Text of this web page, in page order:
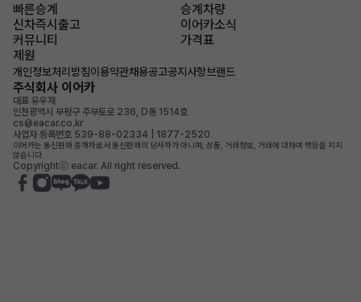
빠른승계
승계차량
신차즉시출고
이어카소식
커뮤니티
가격표
제원
개인정보처리방침이용약관채용공고공지사항브랜드
주식회사 이어카
대표 유우재
인천광역시 부평구 주부토로 236, D동 1514호
cs@eacar.co.kr
사업자 등록번호 539-88-02334 | 1877-2520
이어카는 통신판매 중개자로서 통신판매의 당사자가 아니며, 상품, 거래정보, 거래에 대하여 책임을 지지
않습니다.
Copyrightⓒ eacar. All right reserved.